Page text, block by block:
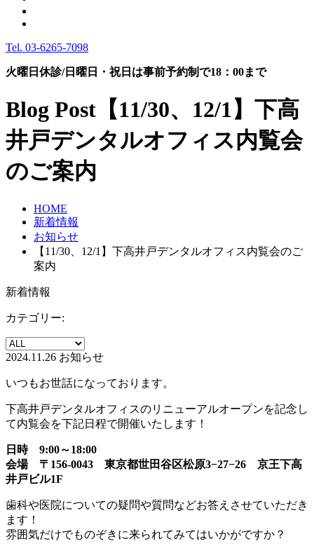
Tel. 03-6265-7098
火曜日休診/日曜日・祝日は事前予約制で18：00まで
Blog Post 【11/30、12/1】下高
井戸デンタルオフィス内覧会
のご案内
HOME
新着情報
お知らせ
【11/30、12/1】下高井戸デンタルオフィス内覧会のご
案内
新着情報
カテゴリー:
2024.11.26 お知らせ
いつもお世話になっております。
下高井戸デンタルオフィスのリニューアルオープンを記念し
て内覧会を下記日程で開催いたします！
日時 9:00～18:00
会場 〒156-0043 東京都世田谷区松原3−27−26 京王下高
井戸ビル1F
歯科や医院についての疑問や質問などお答えさせていただき
ます！
雰囲気だけでものぞきに来られてみてはいかがですか？